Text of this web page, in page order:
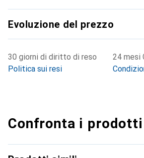
Evoluzione del prezzo
30 giorni di diritto di reso
Politica sui resi
24 mesi
Confronta i prodotti